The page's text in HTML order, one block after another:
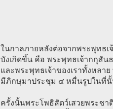
ในกาลภายหลังต่อจากพระพุทธ
บังเกิดขึ้น คือ พระพุทธเจ้ากกุสัน
และพระพุทธเจ้าของเราทั้งหลา
มีภิกษุมาประชุม ๔ หมื่นรูปในที่
ครั้งนั้นพระโพธิสัตว์เสวยพระชา